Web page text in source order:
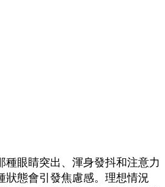
種眼睛突出、渾身發抖和注意力
狀態會引發焦慮感。理想情況